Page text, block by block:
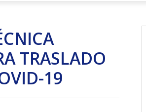
COMISIÓN DIRECTIVA 2023-
RICARDO CIRIELLI
TRASLADO
19